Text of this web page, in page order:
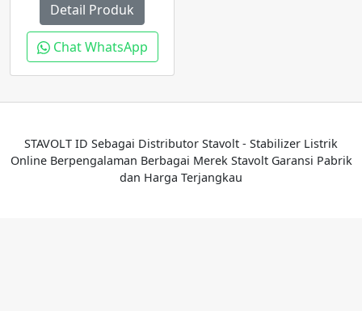
Detail Produk
Chat WhatsApp
STAVOLT ID Sebagai Distributor Stavolt - Stabilizer Listrik
Online Berpengalaman Berbagai Merek Stavolt Garansi Pabrik
dan Harga Terjangkau